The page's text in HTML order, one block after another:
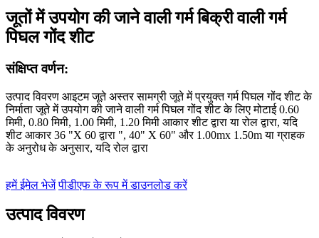
जूतों में उपयोग की जाने वाली गर्म बिक्री वाली गर्म
पिघल गोंद शीट
संक्षिप्त वर्णन:
उत्पाद विवरण आइटम जूते अस्तर सामग्री जूते में प्रयुक्त गर्म पिघल गोंद शीट के
निर्माता जूते में उपयोग की जाने वाली गर्म पिघल गोंद शीट के लिए मोटाई 0.60
मिमी, 0.80 मिमी, 1.00 मिमी, 1.20 मिमी आकार शीट द्वारा या रोल द्वारा, यदि
शीट आकार 36 "X 60 द्वारा ", 40" X 60" और 1.00mx 1.50m या ग्राहक
के अनुरोध के अनुसार, यदि रोल द्वारा
हमें ईमेल भेजें पीडीएफ के रूप में डाउनलोड करें
उत्पाद विवरण